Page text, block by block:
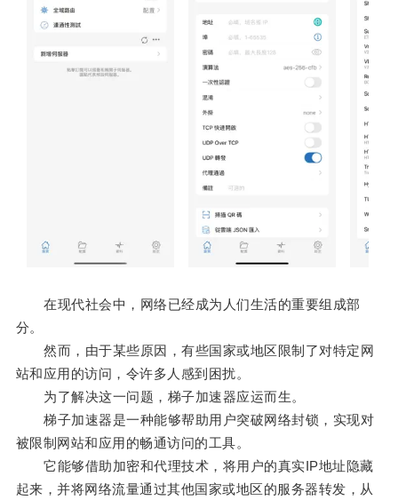
在现代社会中，网络已经成为人们生活的重要组成部
分。
然而，由于某些原因，有些国家或地区限制了对特定网
站和应用的访问，令许多人感到困扰。
为了解决这一问题，梯子加速器应运而生。
梯子加速器是一种能够帮助用户突破网络封锁，实现对
被限制网站和应用的畅通访问的工具。
它能够借助加密和代理技术，将用户的真实IP地址隐藏
起来，并将网络流量通过其他国家或地区的服务器转发，从